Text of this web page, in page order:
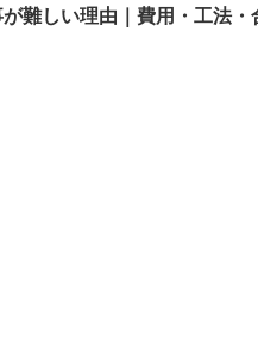
難しい理由｜費用・工法・